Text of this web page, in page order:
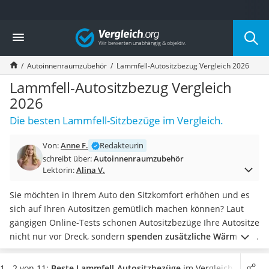
Die beliebtesten Vergleiche nach Kategorie
Auto & Motor
Fahrradträger-Anhängerkupplung (4 Fahrräder)
Fahrradträger
Fahrradträger (Anhängerkupplung)
Fahrradträger 3 Fahrräder
Benzinkanister (20 l)
Dashcam
Benzinkanister
Marderschreck
AGM-Batterie Wohnmobil
Thule-Fahrradträger
FM-Transmitter
Sommerreifen 205/55 R16
Autobatterie-Ladegerät
Vergleich
Autoinnenraumzubehör Lammfell-Autositzbezug Vergleich 2026
Lammfell-Autositzbezug Vergleich
2026
Die besten Lammfell-Sitzbezüge im Vergleich.
Von:Anne F.
Redakteurin
schreibt über:Autoinnenraumzubehör
Lektorin:Alina V.
Sie möchten in Ihrem Auto den Sitzkomfort erhöhen und es
sich auf Ihren Autositzen gemütlich machen können? Laut
gängigen Online-Tests schonen Autositzbezüge Ihre Autositze
nicht nur vor Dreck, sondern spenden zusätzliche Wärme. Sie
finden eine große Auswahl an Lammfell-Autositzbezügen und
Sitzbezügen aus Kunstfell. Echtfell ist dabei besonders